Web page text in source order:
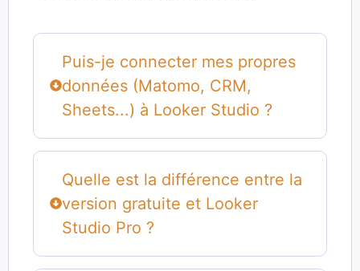
Puis-je connecter mes propres
données (Matomo, CRM,
Sheets...) à Looker Studio ?
Quelle est la différence entre la
version gratuite et Looker
Studio Pro ?